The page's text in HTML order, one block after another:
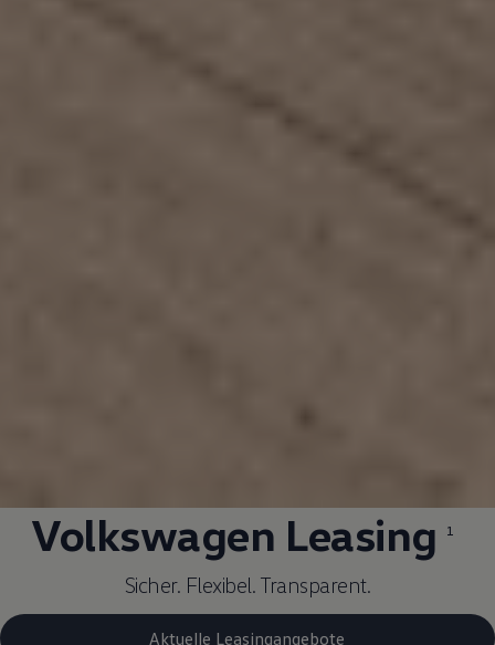
Volkswagen Leasing 1
Sicher. Flexibel. Transparent.
Aktuelle Leasingangebote